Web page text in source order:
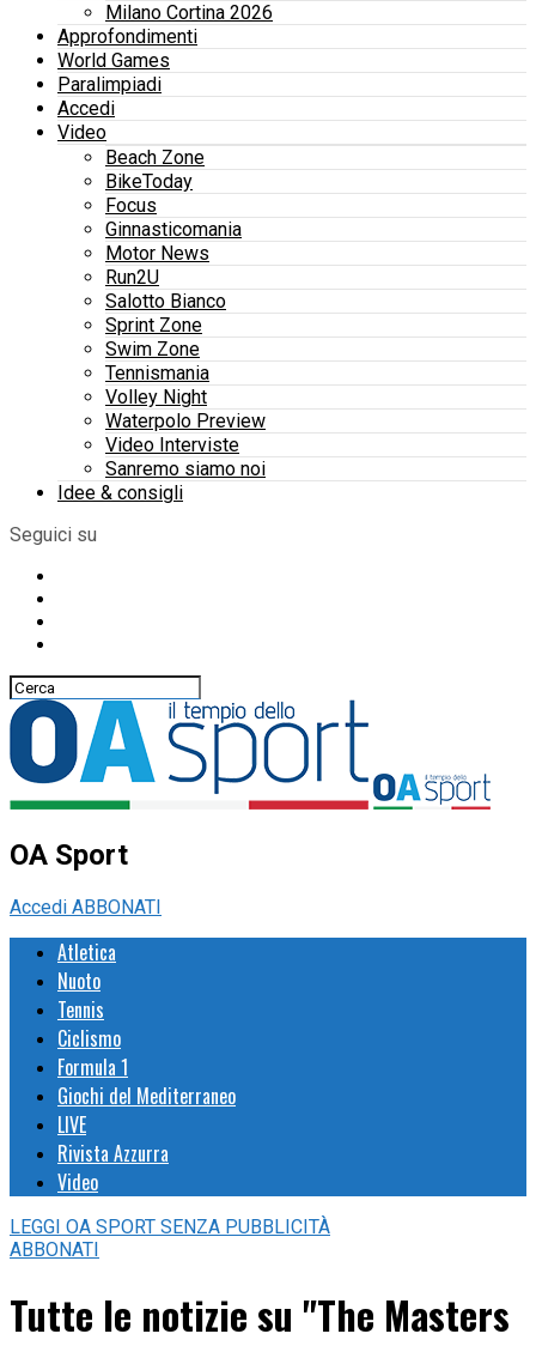
Milano Cortina 2026
Approfondimenti
World Games
Paralimpiadi
Accedi
Video
Beach Zone
BikeToday
Focus
Ginnasticomania
Motor News
Run2U
Salotto Bianco
Sprint Zone
Swim Zone
Tennismania
Volley Night
Waterpolo Preview
Video Interviste
Sanremo siamo noi
Idee & consigli
Seguici su
OA Sport
Accedi ABBONATI
Atletica
Nuoto
Tennis
Ciclismo
Formula 1
Giochi del Mediterraneo
LIVE
Rivista Azzurra
Video
LEGGI OA SPORT SENZA PUBBLICITÀ
ABBONATI
Tutte le notizie su "The Masters